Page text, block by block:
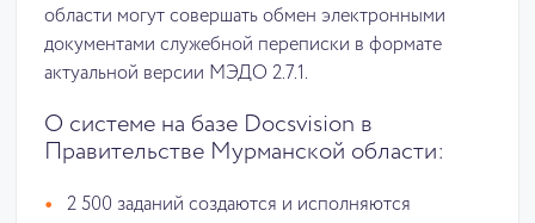
области могут совершать обмен электронными
документами служебной переписки в формате
актуальной версии МЭДО 2.7.1.
О системе на базе Docsvision в
Правительстве Мурманской области:
2 500 заданий создаются и исполняются